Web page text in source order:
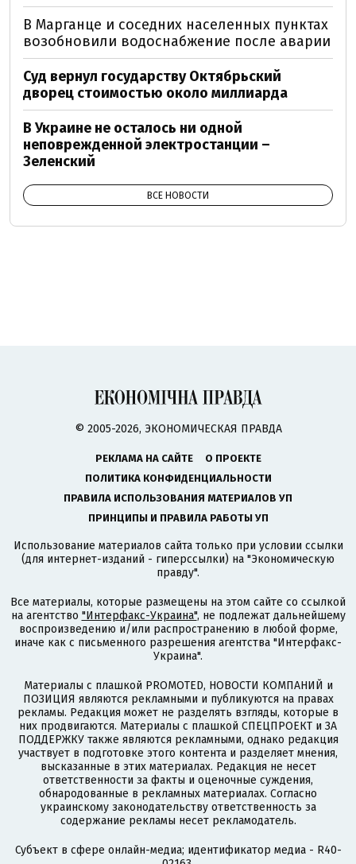
В Марганце и соседних населенных пунктах
возобновили водоснабжение после аварии
Суд вернул государству Октябрьский
дворец стоимостью около миллиарда
В Украине не осталось ни одной
неповрежденной электростанции –
Зеленский
ВСЕ НОВОСТИ
© 2005-2026, ЭКОНОМИЧЕСКАЯ ПРАВДА
РЕКЛАМА НА САЙТЕ
О ПРОЕКТЕ
ПОЛИТИКА КОНФИДЕНЦИАЛЬНОСТИ
ПРАВИЛА ИСПОЛЬЗОВАНИЯ МАТЕРИАЛОВ УП
ПРИНЦИПЫ И ПРАВИЛА РАБОТЫ УП
Использование материалов сайта только при условии ссылки
(для интернет-изданий - гиперссылки) на "Экономическую
правду".
Все материалы, которые размещены на этом сайте со ссылкой
на агентство "Интерфакс-Украина", не подлежат дальнейшему
воспроизведению и/или распространению в любой форме,
иначе как с письменного разрешения агентства "Интерфакс-
Украина".
Материалы с плашкой PROMOTED, НОВОСТИ КОМПАНИЙ и
ПОЗИЦИЯ являются рекламными и публикуются на правах
рекламы. Редакция может не разделять взгляды, которые в
них продвигаются. Материалы с плашкой СПЕЦПРОЕКТ и ЗА
ПОДДЕРЖКУ также являются рекламными, однако редакция
участвует в подготовке этого контента и разделяет мнения,
высказанные в этих материалах. Редакция не несет
ответственности за факты и оценочные суждения,
обнародованные в рекламных материалах. Согласно
украинскому законодательству ответственность за
содержание рекламы несет рекламодатель.
Субъект в сфере онлайн-медиа; идентификатор медиа - R40-